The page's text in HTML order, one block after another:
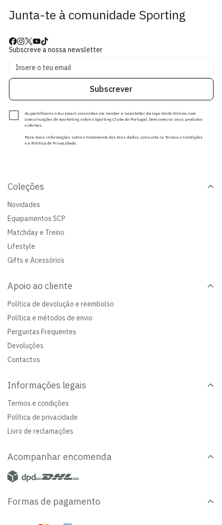
Junta-te à comunidade Sporting
Subscreve a nossa newsletter
Subscrever
Ao partilhares o teu email, concordas em receber a newsletter da Loja Verde Online, com
comunicações de marketing sobre o Sporting Clube de Portugal, bem como os seus produtos
e ofertas.
Para mais informações sobre o tratamento dos teus dados, consulta os Termos e Condições
e a Política de Privacidade.
Coleções
Novidades
Equipamentos SCP
Matchday e Treino
Lifestyle
Gifts e Acessórios
Apoio ao cliente
Política de devolução e reembolso
Política e métodos de envio
Perguntas Frequentes
Devoluções
Contactos
Informações legais
Termos e condições
Política de privacidade
Livro de reclamações
Acompanhar encomenda
Formas de pagamento